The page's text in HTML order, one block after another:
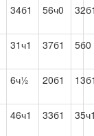
34б1 56ч0
31ч1 37б1 5б0
6ч½ 20б1
46ч1 33б1